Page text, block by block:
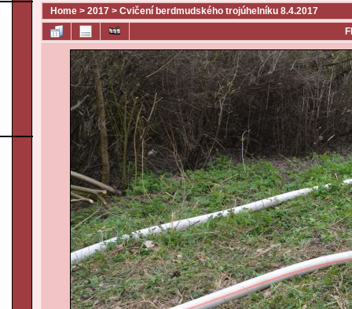
Home > 2017 > Cvičení berdmudského trojúhelníku 8.4.2017